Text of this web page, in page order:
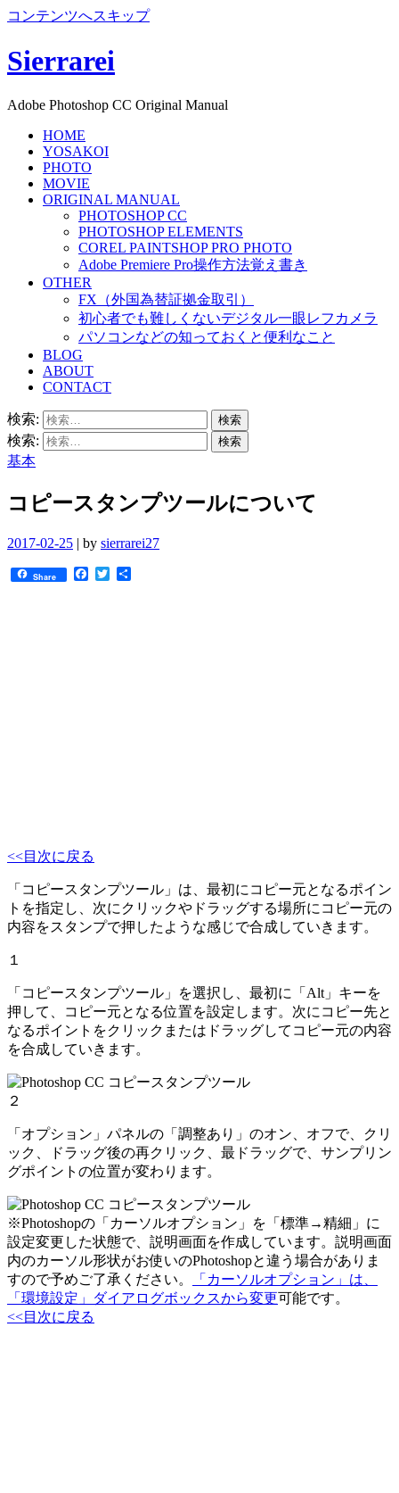
コンテンツへスキップ
Sierrarei
Adobe Photoshop CC Original Manual
HOME
YOSAKOI
PHOTO
MOVIE
ORIGINAL MANUAL
PHOTOSHOP CC
PHOTOSHOP ELEMENTS
COREL PAINTSHOP PRO PHOTO
Adobe Premiere Pro操作方法覚え書き
OTHER
FX（外国為替証拠金取引）
初心者でも難しくないデジタル一眼レフカメラ
パソコンなどの知っておくと便利なこと
BLOG
ABOUT
CONTACT
検索:
検索:
基本
コピースタンプツールについて
2017-02-25 | by sierrarei27
Share Facebook
Twitter
<<目次に戻る
「コピースタンプツール」は、最初にコピー元となるポイン
トを指定し、次にクリックやドラッグする場所にコピー元の
内容をスタンプで押したような感じで合成していきます。
１
「コピースタンプツール」を選択し、最初に「Alt」キーを
押して、コピー元となる位置を設定します。次にコピー先と
なるポイントをクリックまたはドラッグしてコピー元の内容
を合成していきます。
２
「オプション」パネルの「調整あり」のオン、オフで、クリ
ック、ドラッグ後の再クリック、最ドラッグで、サンプリン
グポイントの位置が変わります。
※Photoshopの「カーソルオプション」を「標準→精細」に
設定変更した状態で、説明画面を作成しています。説明画面
内のカーソル形状がお使いのPhotoshopと違う場合がありま
すので予めご了承ください。
「カーソルオプション」は、
「環境設定」ダイアログボックスから変更可能です。
<<目次に戻る